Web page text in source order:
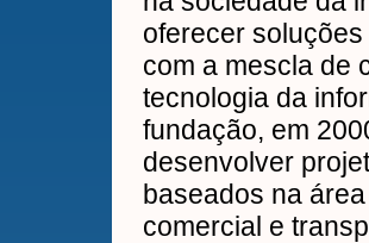
oferecer
com a mescla de
tecnologia da
fundação, em
desenvolver
baseados na
comercial e